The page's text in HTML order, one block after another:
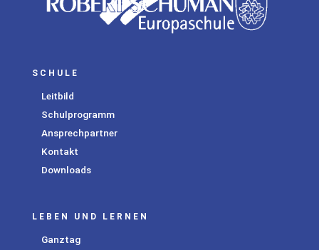
SCHULE
Leitbild
Schulprogramm
Ansprechpartner
Kontakt
Downloads
LEBEN UND LERNEN
Ganztag